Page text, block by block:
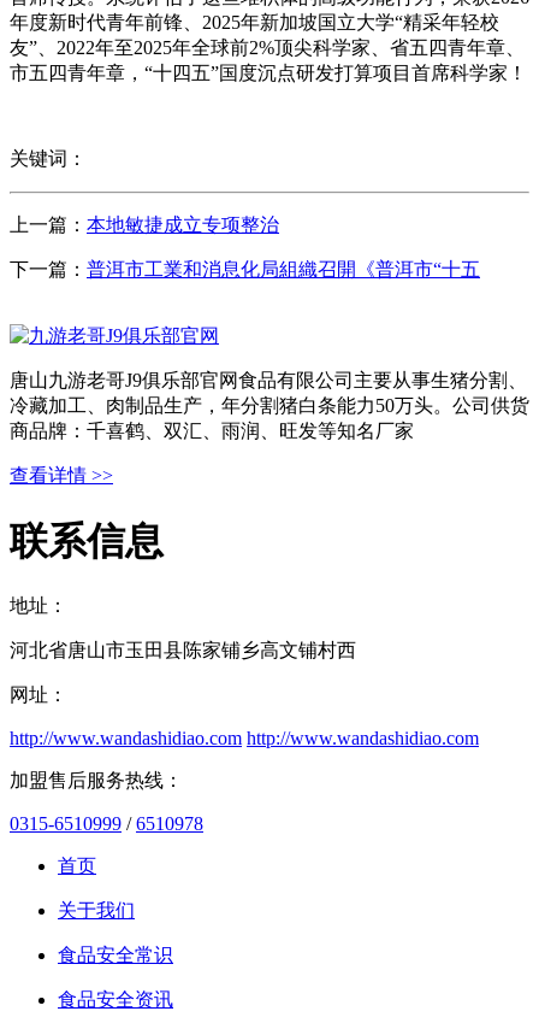
年度新时代青年前锋、2025年新加坡国立大学“精采年轻校
友”、2022年至2025年全球前2%顶尖科学家、省五四青年章、
市五四青年章，“十四五”国度沉点研发打算项目首席科学家！
关键词：
上一篇： 本地敏捷成立专项整治
下一篇： 普洱市工業和消息化局組織召開《普洱市“十五
唐山九游老哥J9俱乐部官网食品有限公司主要从事生猪分割、
冷藏加工、肉制品生产，年分割猪白条能力50万头。公司供货
商品牌：千喜鹤、双汇、雨润、旺发等知名厂家
查看详情 >>
联系信息
地址：
河北省唐山市玉田县陈家铺乡高文铺村西
网址：
http://www.wandashidiao.com http://www.wandashidiao.com
加盟售后服务热线：
0315-6510999 /6510978
首页
关于我们
食品安全常识
食品安全资讯